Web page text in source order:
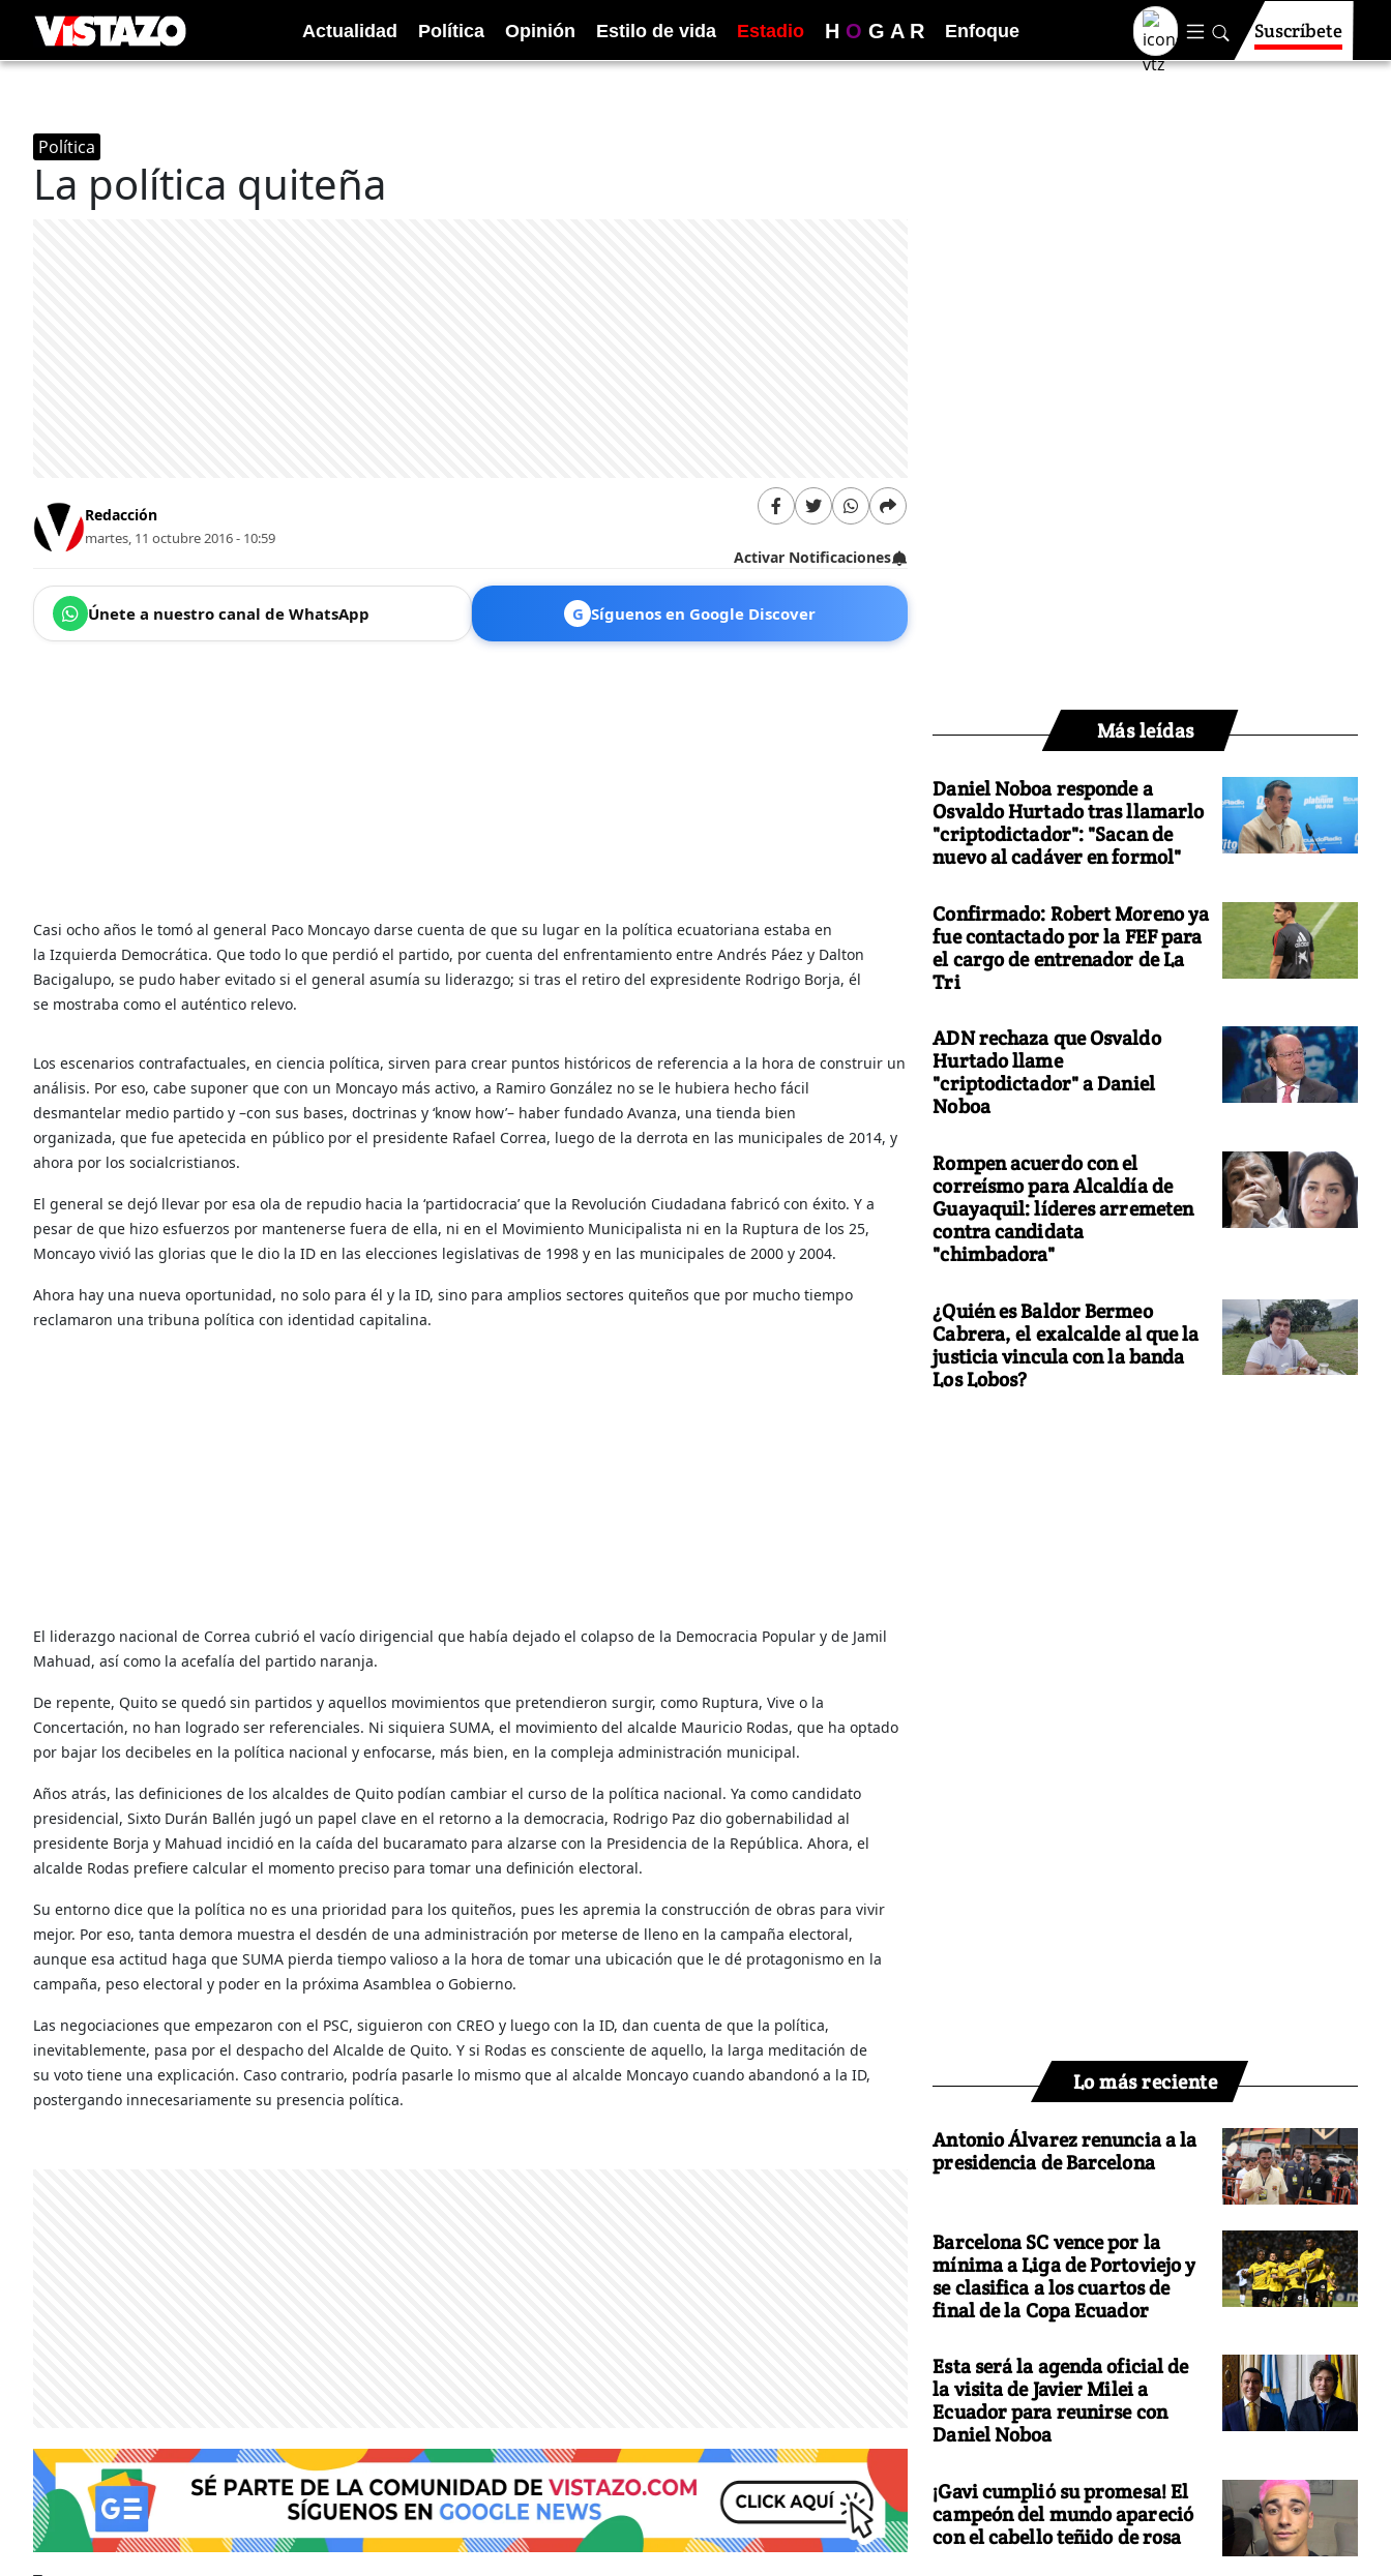
Actualidad Política Opinión Estilo de vida Estadio H O G A R Enfoque Suscríbete
Política
La política quiteña
Redacción
martes, 11 octubre 2016 - 10:59
Activar Notificaciones
Únete a nuestro canal de WhatsApp G Síguenos en Google Discover
Casi ocho años le tomó al general Paco Moncayo darse cuenta de que su lugar en la política ecuatoriana estaba en
la Izquierda Democrática. Que todo lo que perdió el partido, por cuenta del enfrentamiento entre Andrés Páez y Dalton
Bacigalupo, se pudo haber evitado si el general asumía su liderazgo; si tras el retiro del expresidente Rodrigo Borja, él
se mostraba como el auténtico relevo.
Los escenarios contrafactuales, en ciencia política, sirven para crear puntos históricos de referencia a la hora de construir un
análisis. Por eso, cabe suponer que con un Moncayo más activo, a Ramiro González no se le hubiera hecho fácil
desmantelar medio partido y –con sus bases, doctrinas y ‘know how’– haber fundado Avanza, una tienda bien
organizada, que fue apetecida en público por el presidente Rafael Correa, luego de la derrota en las municipales de 2014, y
ahora por los socialcristianos.
El general se dejó llevar por esa ola de repudio hacia la ‘partidocracia’ que la Revolución Ciudadana fabricó con éxito. Y a
pesar de que hizo esfuerzos por mantenerse fuera de ella, ni en el Movimiento Municipalista ni en la Ruptura de los 25,
Moncayo vivió las glorias que le dio la ID en las elecciones legislativas de 1998 y en las municipales de 2000 y 2004.
Ahora hay una nueva oportunidad, no solo para él y la ID, sino para amplios sectores quiteños que por mucho tiempo
reclamaron una tribuna política con identidad capitalina.
El liderazgo nacional de Correa cubrió el vacío dirigencial que había dejado el colapso de la Democracia Popular y de Jamil
Mahuad, así como la acefalía del partido naranja.
De repente, Quito se quedó sin partidos y aquellos movimientos que pretendieron surgir, como Ruptura, Vive o la
Concertación, no han logrado ser referenciales. Ni siquiera SUMA, el movimiento del alcalde Mauricio Rodas, que ha optado
por bajar los decibeles en la política nacional y enfocarse, más bien, en la compleja administración municipal.
Años atrás, las definiciones de los alcaldes de Quito podían cambiar el curso de la política nacional. Ya como candidato
presidencial, Sixto Durán Ballén jugó un papel clave en el retorno a la democracia, Rodrigo Paz dio gobernabilidad al
presidente Borja y Mahuad incidió en la caída del bucaramato para alzarse con la Presidencia de la República. Ahora, el
alcalde Rodas prefiere calcular el momento preciso para tomar una definición electoral.
Su entorno dice que la política no es una prioridad para los quiteños, pues les apremia la construcción de obras para vivir
mejor. Por eso, tanta demora muestra el desdén de una administración por meterse de lleno en la campaña electoral,
aunque esa actitud haga que SUMA pierda tiempo valioso a la hora de tomar una ubicación que le dé protagonismo en la
campaña, peso electoral y poder en la próxima Asamblea o Gobierno.
Las negociaciones que empezaron con el PSC, siguieron con CREO y luego con la ID, dan cuenta de que la política,
inevitablemente, pasa por el despacho del Alcalde de Quito. Y si Rodas es consciente de aquello, la larga meditación de
su voto tiene una explicación. Caso contrario, podría pasarle lo mismo que al alcalde Moncayo cuando abandonó a la ID,
postergando innecesariamente su presencia política.
Más leídas
Daniel Noboa responde a
Osvaldo Hurtado tras llamarlo
"criptodictador": "Sacan de
nuevo al cadáver en formol"
Confirmado: Robert Moreno ya
fue contactado por la FEF para
el cargo de entrenador de La
Tri
ADN rechaza que Osvaldo
Hurtado llame
"criptodictador" a Daniel
Noboa
Rompen acuerdo con el
correísmo para Alcaldía de
Guayaquil: líderes arremeten
contra candidata
"chimbadora"
¿Quién es Baldor Bermeo
Cabrera, el exalcalde al que la
justicia vincula con la banda
Los Lobos?
Lo más reciente
Antonio Álvarez renuncia a la
presidencia de Barcelona
Barcelona SC vence por la
mínima a Liga de Portoviejo y
se clasifica a los cuartos de
final de la Copa Ecuador
Esta será la agenda oficial de
la visita de Javier Milei a
Ecuador para reunirse con
Daniel Noboa
¡Gavi cumplió su promesa! El
campeón del mundo apareció
con el cabello teñido de rosa